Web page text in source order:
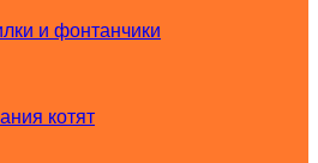
и фонтанчики
котят